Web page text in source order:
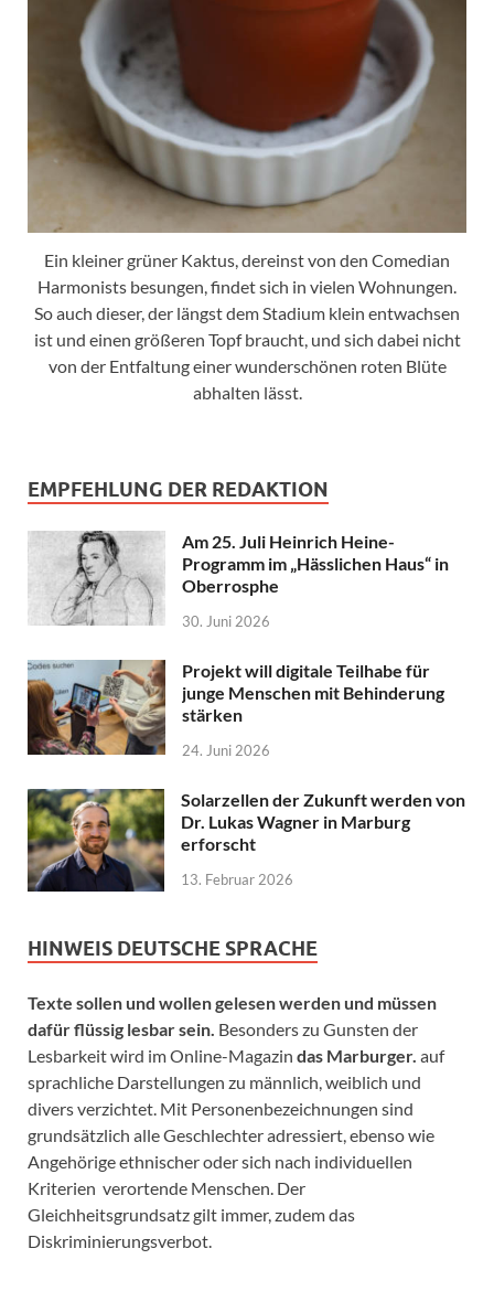
Ein kleiner grüner Kaktus, dereinst von den Comedian
Harmonists besungen, findet sich in vielen Wohnungen.
So auch dieser, der längst dem Stadium klein entwachsen
ist und einen größeren Topf braucht, und sich dabei nicht
von der Entfaltung einer wunderschönen roten Blüte
abhalten lässt.
EMPFEHLUNG DER REDAKTION
Am 25. Juli Heinrich Heine-
Programm im „Hässlichen Haus“ in
Oberrosphe
30. Juni 2026
Projekt will digitale Teilhabe für
junge Menschen mit Behinderung
stärken
24. Juni 2026
Solarzellen der Zukunft werden von
Dr. Lukas Wagner in Marburg
erforscht
13. Februar 2026
HINWEIS DEUTSCHE SPRACHE
Texte sollen und wollen gelesen werden und müssen
dafür flüssig lesbar sein. Besonders zu Gunsten der
Lesbarkeit wird im Online-Magazin das Marburger. auf
sprachliche Darstellungen zu männlich, weiblich und
divers verzichtet. Mit Personenbezeichnungen sind
grundsätzlich alle Geschlechter adressiert, ebenso wie
Angehörige ethnischer oder sich nach individuellen
Kriterien verortende Menschen. Der
Gleichheitsgrundsatz gilt immer, zudem das
Diskriminierungsverbot.